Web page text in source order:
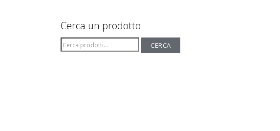
Cerca un prodotto
Cerca: CERCA